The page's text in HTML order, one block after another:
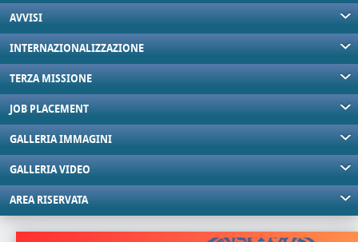
AVVISI
INTERNAZIONALIZZAZIONE
TERZA MISSIONE
JOB PLACEMENT
GALLERIA IMMAGINI
GALLERIA VIDEO
AREA RISERVATA